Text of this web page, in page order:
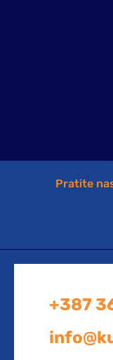
Pratite
+387